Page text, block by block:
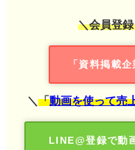
＼会員登
「資料掲載
＼ 「動画を使って売
LINE@登録で動